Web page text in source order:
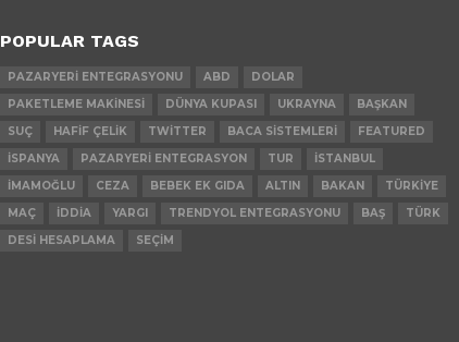
POPULAR TAGS
PAZARYERI ENTEGRASYONU ABD
DOLAR
PAKETLEME MAKINESI
DÜNYA KUPASI UKRAYNA
BAŞKAN
SUÇ
HAFIF ÇELIK TWITTER BACA SISTEMLERI
FEATURED
İSPANYA
PAZARYERI ENTEGRASYON TUR
İSTANBUL
İMAMOĞLU
CEZA BEBEK EK GIDA ALTIN BAKAN
TÜRKIYE
MAÇ
İDDIA YARGI TRENDYOL ENTEGRASYONU BAŞ
TÜRK
DESI HESAPLAMA
SEÇIM